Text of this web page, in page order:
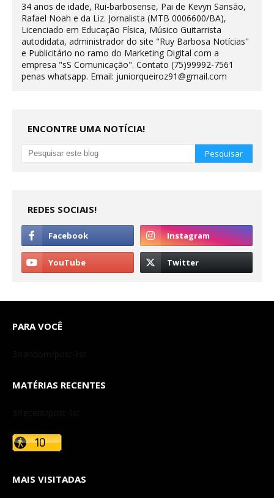
34 anos de idade, Rui-barbosense, Pai de Kevyn Sansão,
Rafael Noah e da Liz. Jornalista (MTB 0006600/BA),
Licenciado em Educação Física, Músico Guitarrista
autodidata, administrador do site "Ruy Barbosa Notícias"
e Publicitário no ramo do Marketing Digital com a
empresa "sS Comunicação". Contato (75)99992-7561
penas whatsapp. Email: juniorqueiroz91@gmail.com
ENCONTRE UMA NOTÍCIA!
REDES SOCIAIS!
PARA VOCÊ
3/random/post-list
MATÉRIAS RECENTES
3/recent/post-list
MAIS VISITADAS